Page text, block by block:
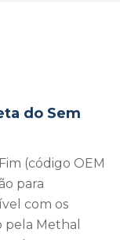
do Sem
(código OEM
para
com os
pela Methal